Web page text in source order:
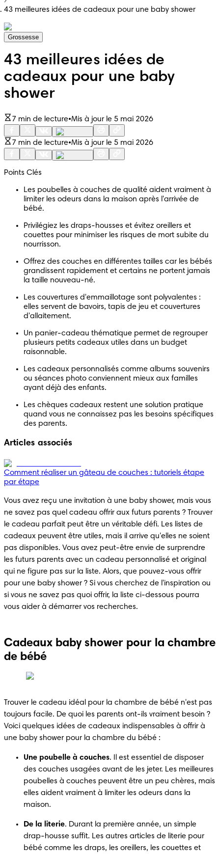
43 meilleures idées de cadeaux pour une baby shower
Grossesse
43 meilleures idées de
cadeaux pour une baby
shower
7 min de lecture•Mis à jour le 5 mai 2026
7 min de lecture•Mis à jour le 5 mai 2026
Points Clés
Les poubelles à couches de qualité aident vraiment à
limiter les odeurs dans la maison après l'arrivée de
bébé.
Privilégiez les draps-housses et évitez oreillers et
couettes pour minimiser les risques de mort subite du
nourrisson.
Offrez des couches en différentes tailles car les bébés
grandissent rapidement et certains ne portent jamais
la taille nouveau-né.
Les couvertures d'emmaillotage sont polyvalentes :
elles servent de bavoirs, tapis de jeu et couvertures
d'allaitement.
Un panier-cadeau thématique permet de regrouper
plusieurs petits cadeaux utiles dans un budget
raisonnable.
Les cadeaux personnalisés comme albums souvenirs
ou séances photo conviennent mieux aux familles
ayant déjà des enfants.
Les chèques cadeaux restent une solution pratique
quand vous ne connaissez pas les besoins spécifiques
des parents.
Articles associés
Comment réaliser un gâteau de couches : tutoriels étape
par étape
Vous avez reçu une invitation à une baby shower, mais vous
ne savez pas quel cadeau offrir aux futurs parents ? Trouver
le cadeau parfait peut être un véritable défi. Les listes de
cadeaux peuvent être utiles, mais il arrive qu'elles ne soient
pas disponibles. Vous avez peut-être envie de surprendre
les futurs parents avec un cadeau personnalisé et original
qui ne figure pas sur la liste. Alors, que pouvez-vous offrir
pour une baby shower ? Si vous cherchez de l'inspiration ou
si vous ne savez pas quoi offrir, la liste ci-dessous pourra
vous aider à démarrer vos recherches.
Cadeaux baby shower pour la chambre
de bébé
Trouver le cadeau idéal pour la chambre de bébé n'est pas
toujours facile. De quoi les parents ont-ils vraiment besoin ?
Voici quelques idées de cadeaux indispensables à offrir à
une baby shower pour la chambre du bébé :
Une poubelle à couches. Il est essentiel de disposer
des couches usagées avant de les jeter. Les meilleures
poubelles à couches peuvent être un peu chères, mais
elles aident vraiment à limiter les odeurs dans la
maison.
De la literie. Durant la première année, un simple
drap-housse suffit. Les autres articles de literie pour
bébé comme les draps, les oreillers, les couettes et